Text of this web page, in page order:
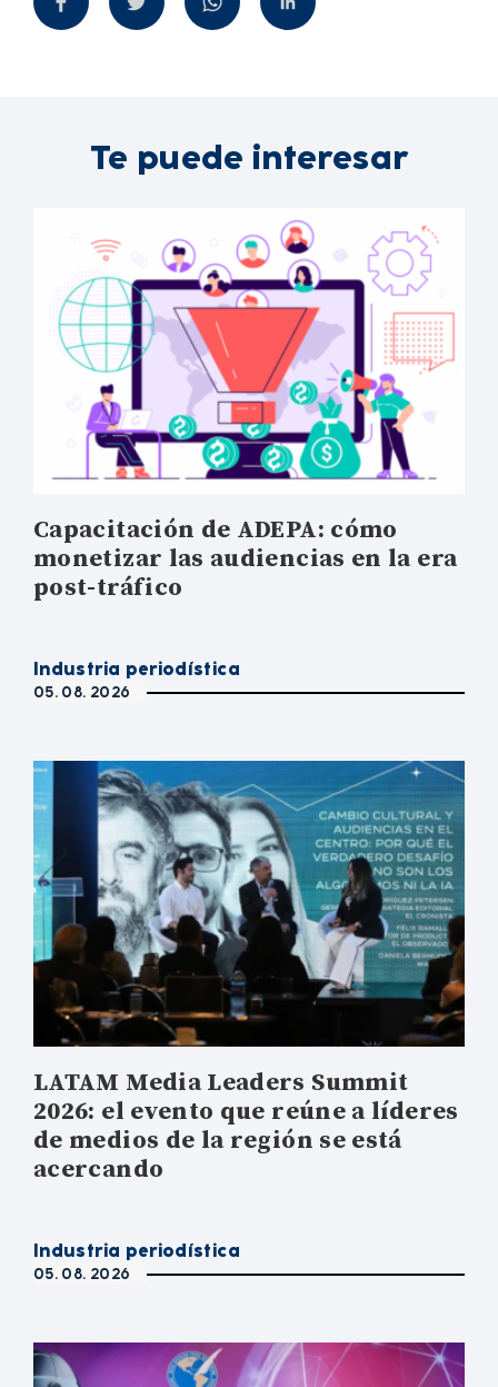
Te puede interesar
Capacitación de ADEPA: cómo
monetizar las audiencias en la era
post-tráfico
Industria periodística
05. 08. 2026
LATAM Media Leaders Summit
2026: el evento que reúne a líderes
de medios de la región se está
acercando
Industria periodística
05. 08. 2026